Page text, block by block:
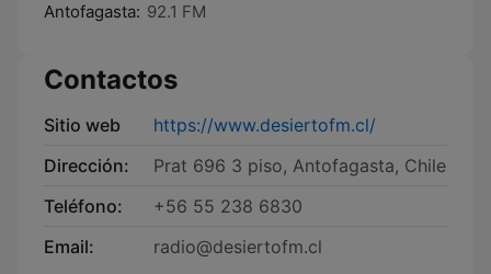
Antofagasta: 92.1 FM
Contactos
Sitio web
https://www.desiertofm.cl/
Dirección:
Prat 696 3 piso, Antofagasta, Chile
Teléfono:
+56 55 238 6830
Email:
radio@desiertofm.cl